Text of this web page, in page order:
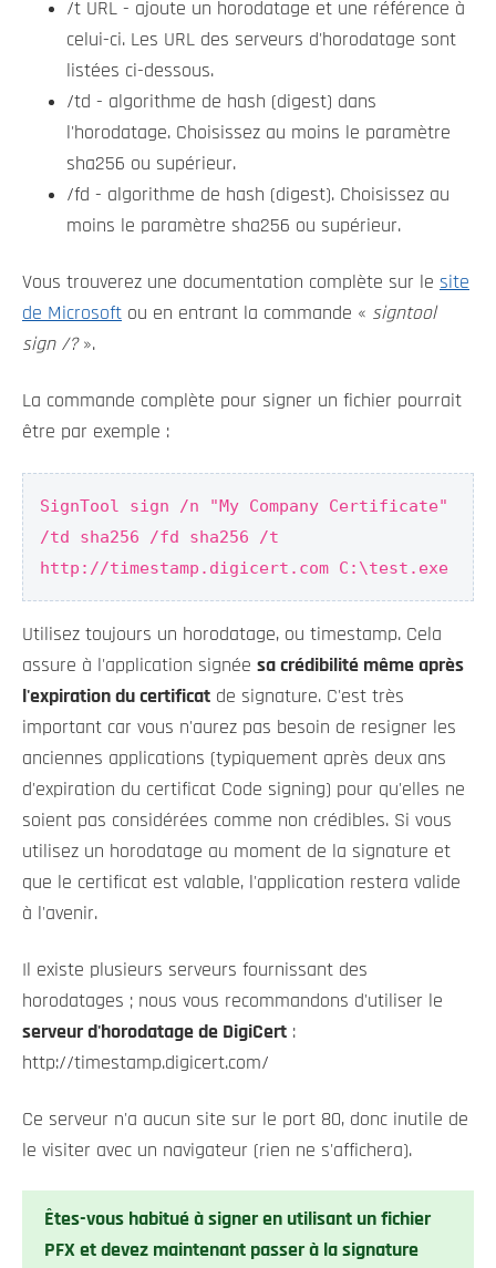
/t URL - ajoute un horodatage et une référence à
celui-ci. Les URL des serveurs d'horodatage sont
listées ci-dessous.
/td - algorithme de hash (digest) dans
l'horodatage. Choisissez au moins le paramètre
sha256 ou supérieur.
/fd - algorithme de hash (digest). Choisissez au
moins le paramètre sha256 ou supérieur.
Vous trouverez une documentation complète sur le site
de Microsoft ou en entrant la commande « signtool
sign /?».
La commande complète pour signer un fichier pourrait
être par exemple :
SignTool sign /n "My Company Certificate"
/td sha256 /fd sha256 /t
http://timestamp.digicert.com C:\test.exe
Utilisez toujours un horodatage, ou timestamp. Cela
assure à l'application signée sa crédibilité même après
l'expiration du certificat de signature. C'est très
important car vous n'aurez pas besoin de resigner les
anciennes applications (typiquement après deux ans
d'expiration du certificat Code signing) pour qu'elles ne
soient pas considérées comme non crédibles. Si vous
utilisez un horodatage au moment de la signature et
que le certificat est valable, l'application restera valide
à l'avenir.
Il existe plusieurs serveurs fournissant des
horodatages ; nous vous recommandons d'utiliser le
serveur d'horodatage de DigiCert :
http://timestamp.digicert.com/
Ce serveur n'a aucun site sur le port 80, donc inutile de
le visiter avec un navigateur (rien ne s'affichera).
Êtes-vous habitué à signer en utilisant un fichier
PFX et devez maintenant passer à la signature